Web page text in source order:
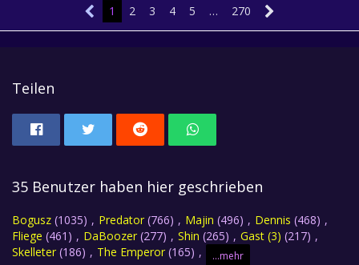
1 2 3 4 5 … 270
Teilen
35 Benutzer haben hier geschrieben
Bogusz (1035) Predator (766) Majin (496) Dennis (468)
Fliege (461) DaBoozer (277) Shin (265) Gast (3) (217)
Skelleter (186) The Emperor (165) ...mehr